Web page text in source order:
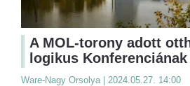
A MOL-torony adott
logikus Konferenciának
Ware-Nagy Orsolya | 2024.05.27. 14:00